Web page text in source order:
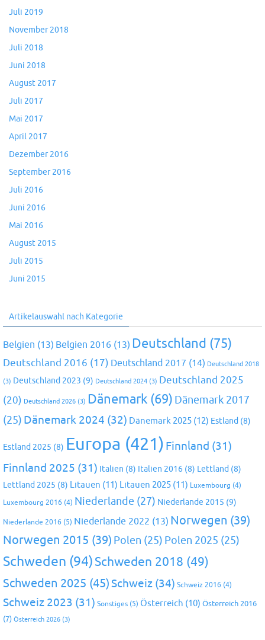
Juli 2019
November 2018
Juli 2018
Juni 2018
August 2017
Juli 2017
Mai 2017
April 2017
Dezember 2016
September 2016
Juli 2016
Juni 2016
Mai 2016
August 2015
Juli 2015
Juni 2015
Artikelauswahl nach Kategorie
Belgien (13) Belgien 2016 (13) Deutschland (75)
Deutschland 2016 (17) Deutschland 2017 (14) Deutschland 2018
(3) Deutschland 2023 (9) Deutschland 2024 (3) Deutschland 2025
(20) Deutschland 2026 (3) Dänemark (69) Dänemark 2017
(25) Dänemark 2024 (32) Dänemark 2025 (12) Estland (8)
Estland 2025 (8) Europa (421) Finnland (31)
Finnland 2025 (31) Italien (8) Italien 2016 (8) Lettland (8)
Lettland 2025 (8) Litauen (11) Litauen 2025 (11) Luxembourg (4)
Luxembourg 2016 (4) Niederlande (27) Niederlande 2015 (9)
Niederlande 2016 (5) Niederlande 2022 (13) Norwegen (39)
Norwegen 2015 (39) Polen (25) Polen 2025 (25)
Schweden (94)Schweden 2018 (49)
Schweden 2025 (45)Schweiz (34) Schweiz 2016 (4)
Schweiz 2023 (31) Sonstiges (5) Österreich (10) Österreich 2016
(7) Österreich 2026 (3)